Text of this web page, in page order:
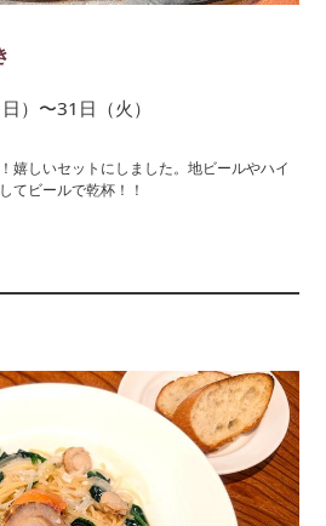
）〜31日（火）
嬉しいセットにしました。地ビールやハイ
てビールで乾杯！！